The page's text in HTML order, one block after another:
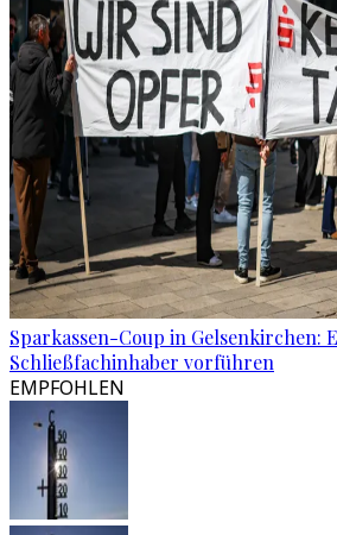
Sparkassen-Coup in Gelsenkirchen:
Schließfachinhaber vorführen
EMPFOHLEN